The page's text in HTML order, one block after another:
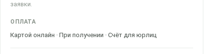
заявки.
ОПЛАТА
Картой онлайн · При получении · Счёт для юрлиц